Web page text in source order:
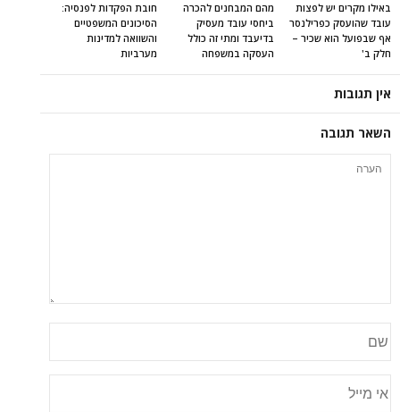
חובת הפקדות לפנסיה:
הסיכונים המשפטיים
והשוואה למדינות
מערביות
מהם המבחנים להכרה
ביחסי עובד מעסיק
בדיעבד ומתי זה כולל
העסקה במשפחה
באילו מקרים יש לפצות
עובד שהועסק כפרילנסר
אף שבפועל הוא שכיר –
חלק ב'
אין תגובות
השאר תגובה